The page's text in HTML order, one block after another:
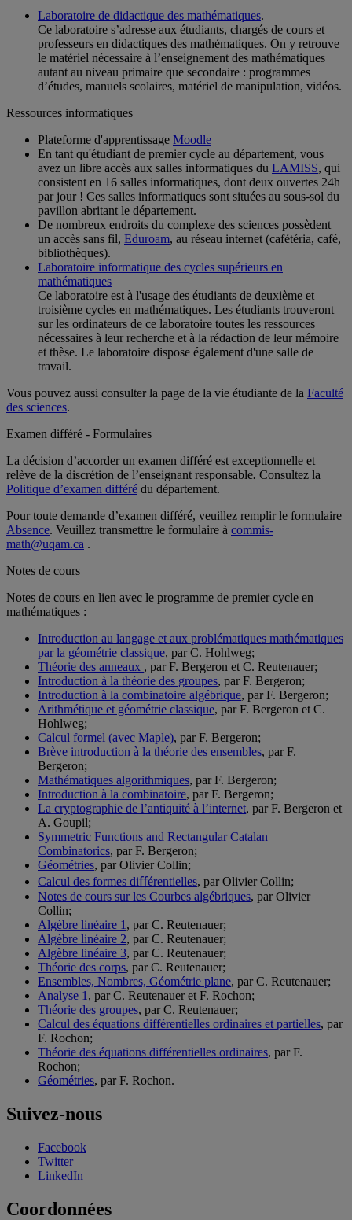
Laboratoire de didactique des mathématiques.
Ce laboratoire s’adresse aux étudiants, chargés de cours et
professeurs en didactiques des mathématiques. On y retrouve
le matériel nécessaire à l’enseignement des mathématiques
autant au niveau primaire que secondaire : programmes
d’études, manuels scolaires, matériel de manipulation, vidéos.
Ressources informatiques
Plateforme d'apprentissage Moodle
En tant qu'étudiant de premier cycle au département, vous
avez un libre accès aux salles informatiques du LAMISS, qui
consistent en 16 salles informatiques, dont deux ouvertes 24h
par jour ! Ces salles informatiques sont situées au sous-sol du
pavillon abritant le département.
De nombreux endroits du complexe des sciences possèdent
un accès sans fil, Eduroam, au réseau internet (cafétéria, café,
bibliothèques).
Laboratoire informatique des cycles supérieurs en
mathématiques
Ce laboratoire est à l'usage des étudiants de deuxième et
troisième cycles en mathématiques. Les étudiants trouveront
sur les ordinateurs de ce laboratoire toutes les ressources
nécessaires à leur recherche et à la rédaction de leur mémoire
et thèse. Le laboratoire dispose également d'une salle de
travail.
Vous pouvez aussi consulter la page de la vie étudiante de la Faculté
des sciences.
Examen différé - Formulaires
La décision d’accorder un examen différé est exceptionnelle et
relève de la discrétion de l’enseignant responsable. Consultez la
Politique d’examen différé du département.
Pour toute demande d’examen différé, veuillez remplir le formulaire
Absence. Veuillez transmettre le formulaire à commis-
math@uqam.ca .
Notes de cours
Notes de cours en lien avec le programme de premier cycle en
mathématiques :
Introduction au langage et aux problématiques mathématiques
par la géométrie classique, par C. Hohlweg;
Théorie des anneaux , par F. Bergeron et C. Reutenauer;
Introduction à la théorie des groupes, par F. Bergeron;
Introduction à la combinatoire algébrique, par F. Bergeron;
Arithmétique et géométrie classique, par F. Bergeron et C.
Hohlweg;
Calcul formel (avec Maple), par F. Bergeron;
Brève introduction à la théorie des ensembles, par F.
Bergeron;
Mathématiques algorithmiques, par F. Bergeron;
Introduction à la combinatoire, par F. Bergeron;
La cryptographie de l’antiquité à l’internet, par F. Bergeron et
A. Goupil;
Symmetric Functions and Rectangular Catalan
Combinatorics, par F. Bergeron;
Géométries, par Olivier Collin;
Calcul des formes diﬀérentielles, par Olivier Collin;
Notes de cours sur les Courbes algébriques, par Olivier
Collin;
Algèbre linéaire 1 , par C. Reutenauer;
Algèbre linéaire 2, par C. Reutenauer;
Algèbre linéaire 3, par C. Reutenauer;
Théorie des corps, par C. Reutenauer;
Ensembles, Nombres, Géométrie plane, par C. Reutenauer;
Analyse 1 , par C. Reutenauer et F. Rochon;
Théorie des groupes, par C. Reutenauer;
Calcul des équations différentielles ordinaires et partielles, par
F. Rochon;
Théorie des équations différentielles ordinaires, par F.
Rochon;
Géométries, par F. Rochon.
Suivez-nous
Facebook
Twitter
LinkedIn
Coordonnées